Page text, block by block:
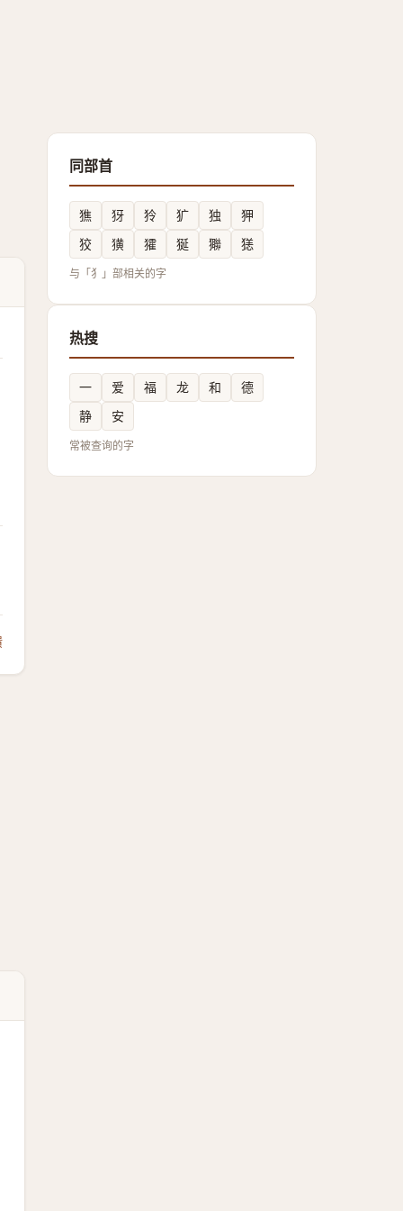
同部首
㺘 犽 狑 犷 独
狎
狡
獚 㺢 狿 㺦 㺊
与「犭」部相关的字
热搜
一 爱 福 龙 和
德
静
安
常被查询的字